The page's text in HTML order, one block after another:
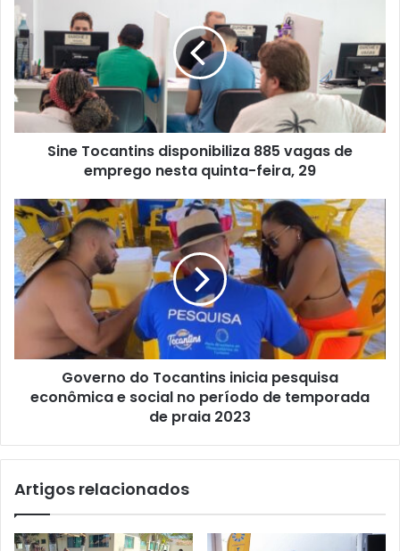
t
e
Sine Tocantins disponibiliza 885 vagas de
emprego nesta quinta-feira, 29
Governo do Tocantins inicia pesquisa
econômica e social no período de temporada
de praia 2023
Artigos relacionados